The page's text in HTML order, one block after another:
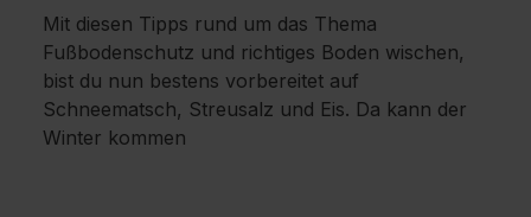
Mit diesen Tipps rund um das Thema
Fußbodenschutz und richtiges Boden wischen,
bist du nun bestens vorbereitet auf
Schneematsch, Streusalz und Eis. Da kann der
Winter kommen